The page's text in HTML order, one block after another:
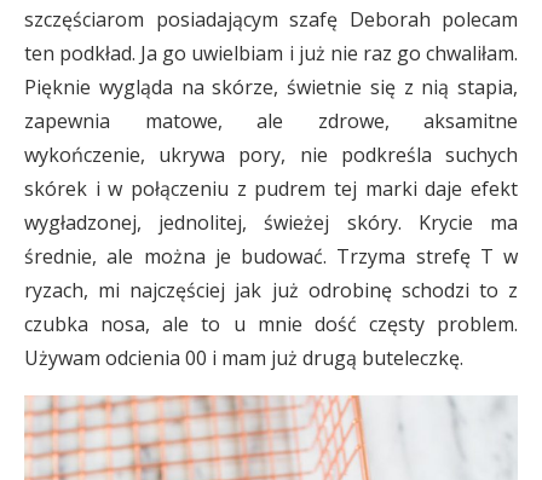
szczęściarom posiadającym szafę Deborah polecam
ten podkład. Ja go uwielbiam i już nie raz go chwaliłam.
Pięknie wygląda na skórze, świetnie się z nią stapia,
zapewnia matowe, ale zdrowe, aksamitne
wykończenie, ukrywa pory, nie podkreśla suchych
skórek i w połączeniu z pudrem tej marki daje efekt
wygładzonej, jednolitej, świeżej skóry. Krycie ma
średnie, ale można je budować. Trzyma strefę T w
ryzach, mi najczęściej jak już odrobinę schodzi to z
czubka nosa, ale to u mnie dość częsty problem.
Używam odcienia 00 i mam już drugą buteleczkę.